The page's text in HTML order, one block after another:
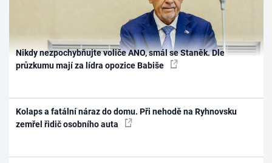
Nikdy nezpochybňujte voliče ANO, smál se Staněk. Dle
průzkumu mají za lídra opozice Babiše
Kolaps a fatální náraz do domu. Při nehodě na Ryhnovsku
zemřel řidič osobního auta